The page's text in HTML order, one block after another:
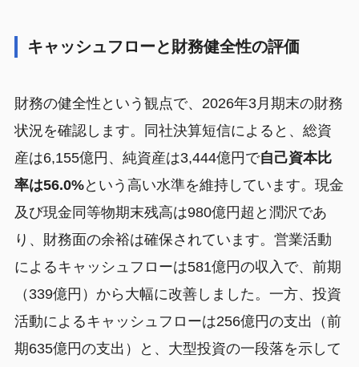
キャッシュフローと財務健全性の評価
財務の健全性という観点で、2026年3月期末の財務
状況を確認します。同社決算短信によると、総資
産は6,155億円、純資産は3,444億円で自己資本比
率は56.0%という高い水準を維持しています。現金
及び現金同等物期末残高は980億円超と潤沢であ
り、財務面の余裕は確保されています。営業活動
によるキャッシュフローは581億円の収入で、前期
（339億円）から大幅に改善しました。一方、投資
活動によるキャッシュフローは256億円の支出（前
期635億円の支出）と、大型投資の一段落を示して